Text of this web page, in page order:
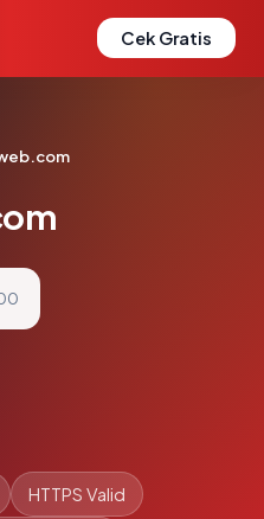
Cek Gratis
HTTPS Valid